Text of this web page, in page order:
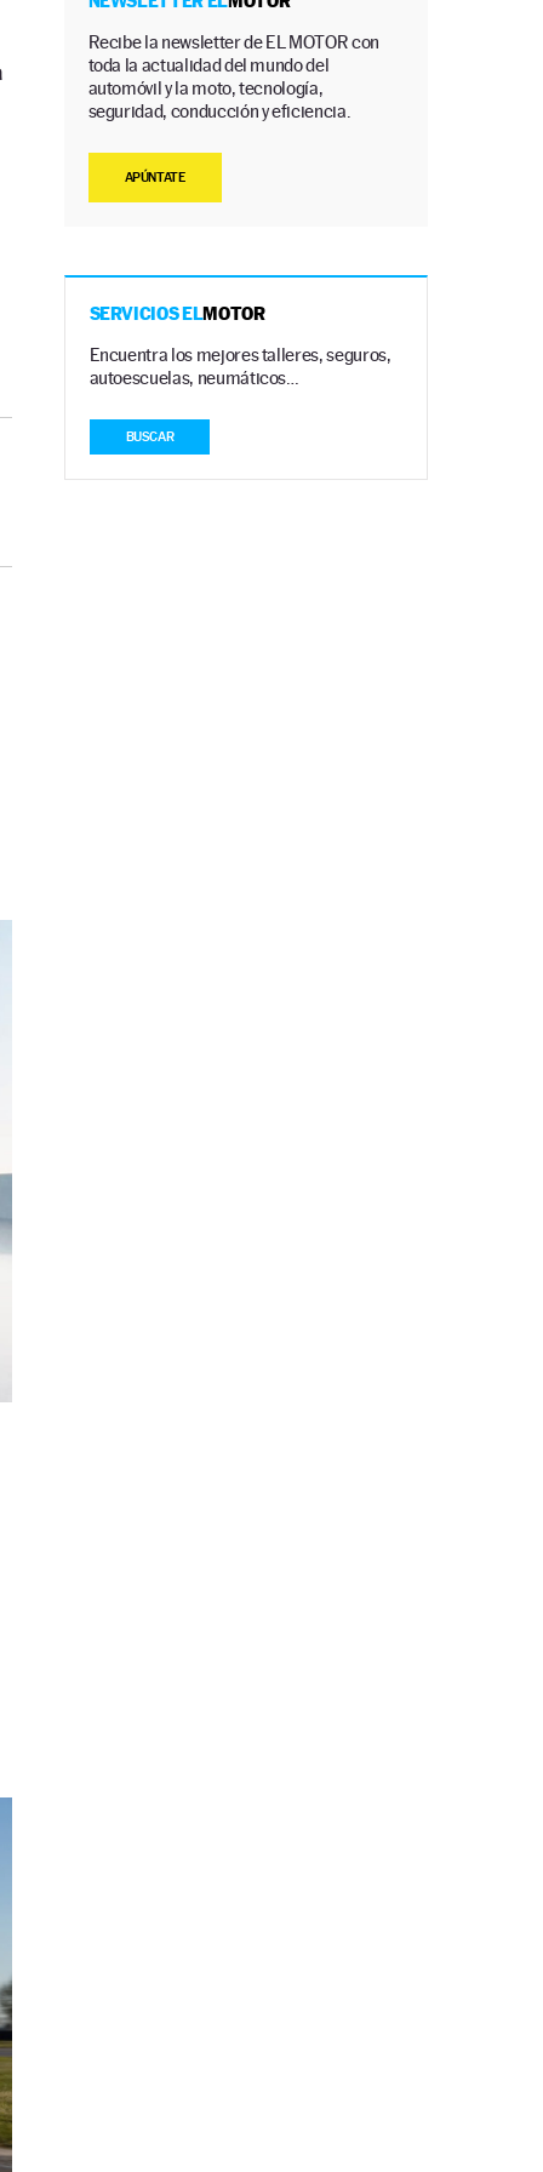
Recibe la newsletter de EL MOTOR con
toda la actualidad del mundo del
automóvil y la moto, tecnología,
seguridad, conducción y eficiencia.
APÚNTATE
SERVICIOS ELMOTOR
Encuentra los mejores talleres, seguros,
autoescuelas, neumáticos…
BUSCAR